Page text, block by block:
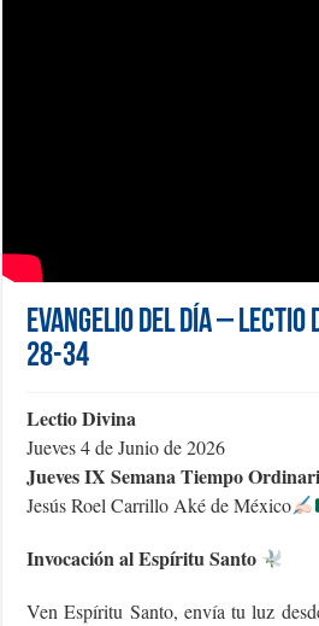
Evangelio del día – Lectio
28-34
Lectio Divina
Jueves 4 de Junio de 2026
Jueves IX Semana Tiempo
Jesús Roel Carrillo Aké de México
Invocación al Espíritu Santo
Ven Espíritu Santo, envía tu luz